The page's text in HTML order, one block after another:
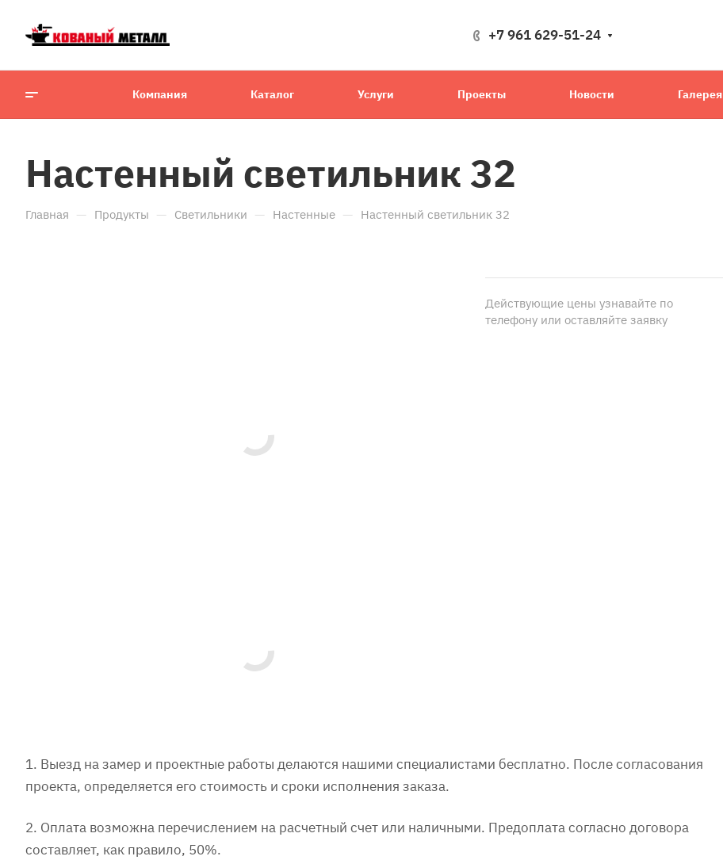
+7 961 629-51-24
Компания Каталог Услуги Проекты Новости Галерея
Настенный светильник 32
Главная — Продукты — Светильники — Настенные — Настенный светильник 32
Действующие цены узнавайте по
телефону или оставляйте заявку
1. Выезд на замер и проектные работы делаются нашими специалистами бесплатно. После согласования
проекта, определяется его стоимость и сроки исполнения заказа.
2. Оплата возможна перечислением на расчетный счет или наличными. Предоплата согласно договора
составляет, как правило, 50%.